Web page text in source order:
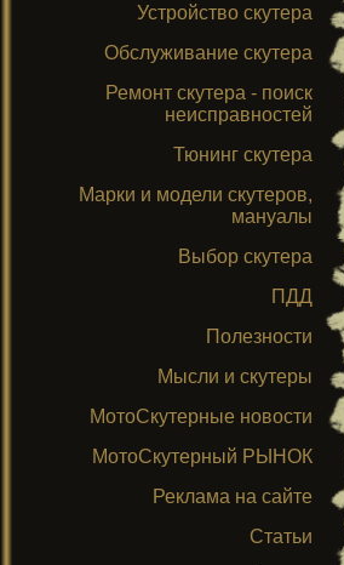
Устройство скутера
Обслуживание скутера
Ремонт скутера - поиск
неисправностей
Тюнинг скутера
Марки и модели скутеров,
мануалы
Выбор скутера
ПДД
Полезности
Мысли и скутеры
МотоСкутерные новости
МотоСкутерный РЫНОК
Реклама на сайте
Статьи